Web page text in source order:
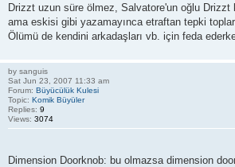
Drizzt uzun süre ölmez, Salvatore'un oğlu Drizzt
ama eskisi gibi yazamayınca etraftan tepki
Ölümü de kendini arkadaşları vb. için feda
by sanguis
Sat Jun 23, 2007 11:33 am
Forum: Büyücülük Kulesi
Topic: Komik Büyüler
Replies: 9
Views: 3074
Dimension Doorknob: bu olmazsa dimension